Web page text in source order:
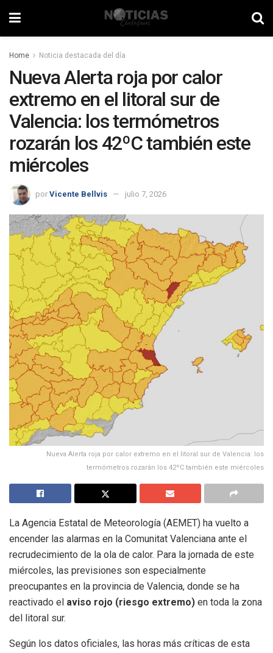
Home Noticia destacada del día
Nueva Alerta roja por calor
extremo en el litoral sur de
Valencia: los termómetros
rozarán los 42ºC también este
miércoles
por Vicente Bellvis julio 7, 2026
Nueva Alerta roja por calor extremo en el litoral sur de Valencia: los
termómetros rozarán los 42ºC también este miércoles
La Agencia Estatal de Meteorología (AEMET) ha vuelto a
encender las alarmas en la Comunitat Valenciana ante el
recrudecimiento de la ola de calor. Para la jornada de este
miércoles, las previsiones son especialmente
preocupantes en la provincia de Valencia, donde se ha
reactivado el aviso rojo (riesgo extremo) en toda la zona
del litoral sur.
Según los datos oficiales, las horas más críticas de esta